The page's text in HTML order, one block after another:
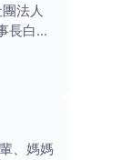
法人
長白玉
、媽媽